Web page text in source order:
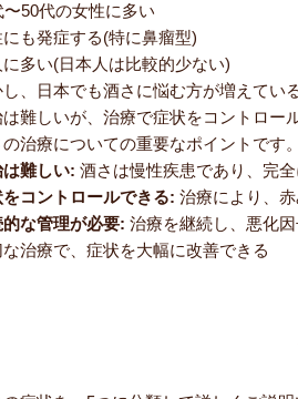
〜50代の女性に多い
にも発症する(特に鼻瘤型)
に多い(日本人は比較的少ない)
し、日本でも酒さに悩む方が増えてい
は難しいが、治療で症状をコントロー
治療についての重要なポイントです
は難しい: 酒さは慢性疾患であり、完
コントロールできる: 治療により、
な管理が必要: 治療を継続し、悪化
治療で、症状を大幅に改善できる